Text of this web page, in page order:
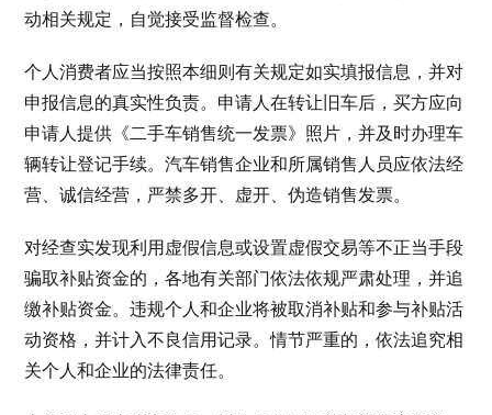
动相关规定，自觉接受监督检查。
个人消费者应当按照本细则有关规定如实填报信息，并对
申报信息的真实性负责。申请人在转让旧车后，买方应向
申请人提供《二手车销售统一发票》照片，并及时办理车
辆转让登记手续。汽车销售企业和所属销售人员应依法经
营、诚信经营，严禁多开、虚开、伪造销售发票。
对经查实发现利用虚假信息或设置虚假交易等不正当手段
骗取补贴资金的，各地有关部门依法依规严肃处理，并追
缴补贴资金。违规个人和企业将被取消补贴和参与补贴活
动资格，并计入不良信用记录。情节严重的，依法追究相
关个人和企业的法律责任。